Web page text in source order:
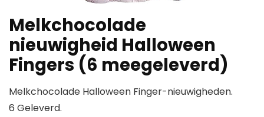
Melkchocolade
nieuwigheid Halloween
Fingers (6 meegeleverd)
Melkchocolade Halloween Finger-nieuwigheden.
6 Geleverd.